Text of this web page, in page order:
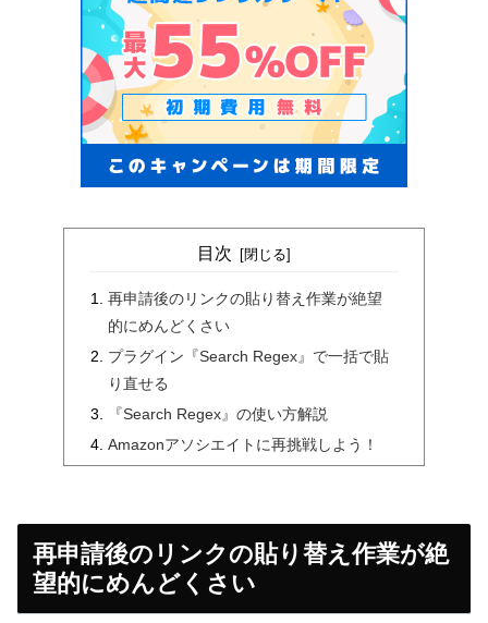
目次
再申請後のリンクの貼り替え作業が絶望
的にめんどくさい
プラグイン『Search Regex』で一括で貼
り直せる
『Search Regex』の使い方解説
Amazonアソシエイトに再挑戦しよう！
再申請後のリンクの貼り替え作業が絶
望的にめんどくさい